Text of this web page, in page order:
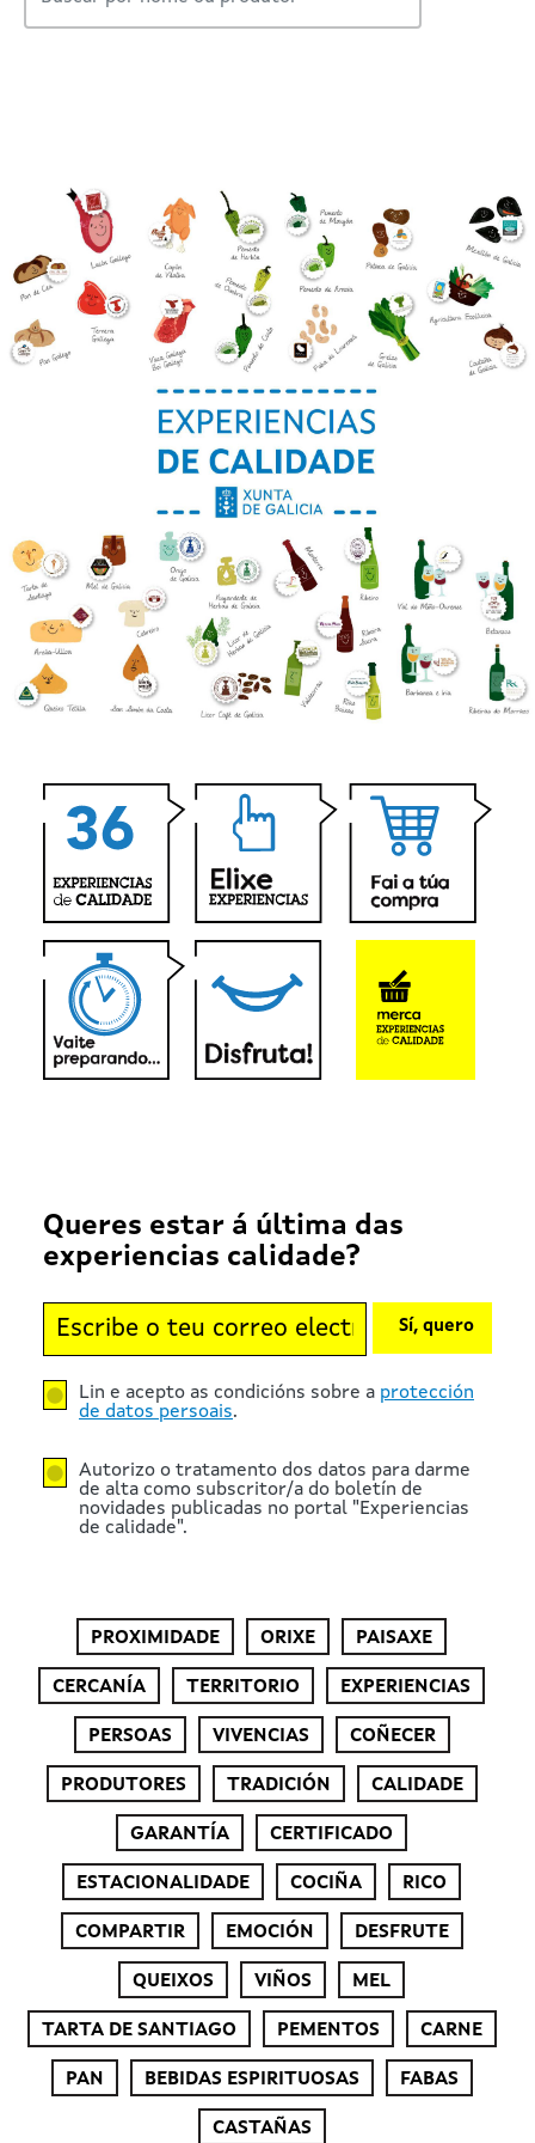
Queres estar á última das
experiencias calidade?
Lin e acepto as condicións sobre a protección
de datos persoais.
Autorizo o tratamento dos datos para darme
de alta como subscritor/a do boletín de
novidades publicadas no portal "Experiencias
de calidade".
Sí, quero
PROXIMIDADE ORIXE PAISAXE
CERCANÍA TERRITORIO EXPERIENCIAS
PERSOAS VIVENCIAS COÑECER
PRODUTORES TRADICIÓN CALIDADE
GARANTÍA CERTIFICADO
ESTACIONALIDADE COCIÑA RICO
COMPARTIR EMOCIÓN DESFRUTE
QUEIXOS VIÑOS MEL
TARTA DE SANTIAGO PEMENTOS CARNE
PAN BEBIDAS ESPIRITUOSAS FABAS
CASTAÑAS